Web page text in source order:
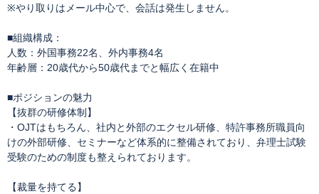
※やり取りはメール中心で、会話は発生しません。
■組織構成：
人数：外国事務22名、外内事務4名
年齢層：20歳代から50歳代までと幅広く在籍中
■ポジションの魅力
【抜群の研修体制】
・OJTはもちろん、社内と外部のエクセル研修、特許事務所職員向
けの外部研修、セミナーなど体系的に整備されており、弁理士試験
受験のための制度も整えられております。
【裁量を持てる】